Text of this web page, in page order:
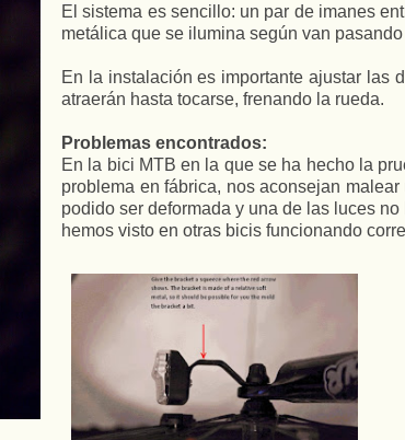
El sistema es sencillo: un par de imanes
metálica que se ilumina según van
En la instalación es importante ajustar las
atraerán hasta tocarse, frenando la rueda.
Problemas encontrados:
En la bici MTB en la que se ha hecho la
problema en fábrica, nos aconsejan
podido ser deformada y una de las luces
hemos visto en otras bicis funcionando